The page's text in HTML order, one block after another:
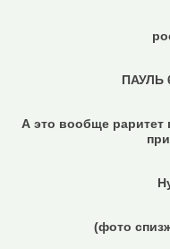
ПАУЛЬ
А это вообще
(фото